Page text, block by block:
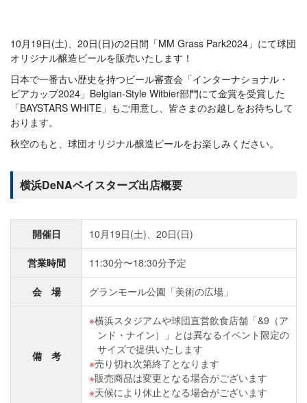
10月19日(土)、20日(日)の2日間「MM Grass Park2024」にて球団
オリジナル醸造ビールを販売いたします！
日本で一番古い歴史を持つビール審査会「インターナショナル・
ビアカップ2024」Belgian-Style Witbier部門にて金賞を受賞した
「BAYSTARS WHITE」もご用意し、皆さまのお越しをお待ちして
おります。
秋空のもと、球団オリジナル醸造ビールをお楽しみください。
横浜DeNAベイスターズ出店概要
開催日 10月19日(土)、20日(日)
営業時間 11:30分〜18:30分予定
会 場 グランモール公園「美術の広場」
備 考
横浜スタジアムや球団直営飲食店舗「&9（ア
ンド・ナイン）」とは異なるイベント限定の
サイズで提供いたします
売り切れ次第終了となります
販売商品は変更となる場合がございます
天候により休止となる場合がございます